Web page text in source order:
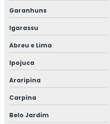
Garanhuns
Igarassu
Abreu e Lima
Ipojuca
Araripina
Carpina
Belo Jardim